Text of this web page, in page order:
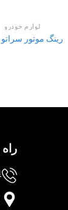
لوازم خودرو
رینگ موتور سراتو